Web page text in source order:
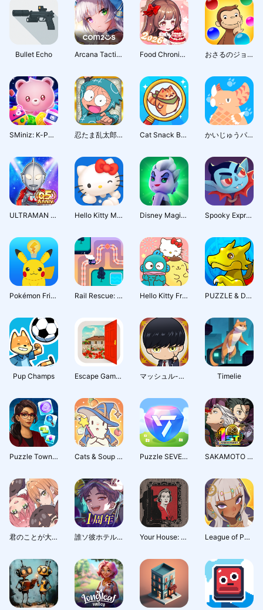
Погода
Красота
Материнство и детство
Образование
Работа
Видеоплееры и редакторы
Автомобили и транспорт
Бизнес
Фотография
Bullet Echo Arcana Tactics: Tactical RPG Food Chronicles: Merge & Story おさるのジョージ わくわく！パズルdeショップ
SMiniz: K-POP Puzzle Game 忍たま乱太郎 ふっとびパズル！の段 あげいん！ Cat Snack Bar: Три в ряд かいじゅうパレット（かいパレ）
ULTRAMAN Puzzle Shuwatch!! Hello Kitty Merch Match Disney Magic Match 3D Spooky Express
Pokémon Friends Rail Rescue: Puzzle Lines Hello Kitty Friends Match PUZZLE & DRAGONS 0
Pup Champs Escape Game: Taketomi マッシュル-MASHLE- マッスルパズル Timelie
Puzzle Town Mysteries Cats & Soup : Magic Recipe Puzzle SEVENTEEN SAKAMOTO DAYS デンジャラスパズル(サカパズ)
君のことが大大大大大好きな100人の彼女ビビーン!!とパズル 誰ソ彼ホテル -蕾-：アイテム探しアドベンチャー Your House: Puzzle Escape Game League of Puzzle